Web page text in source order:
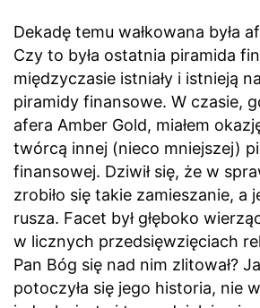
Dekadę temu wałkowana była
Czy to była ostatnia piramida
międzyczasie istniały i istnieją
piramidy finansowe. W czasie,
afera Amber Gold, miałem
twórcą innej (nieco mniejszej)
finansowej. Dziwił się, że w
zrobiło się takie zamieszanie, a
rusza. Facet był głęboko
w licznych przedsięwzięciach
Pan Bóg się nad nim zlitował?
potoczyła się jego historia, nie